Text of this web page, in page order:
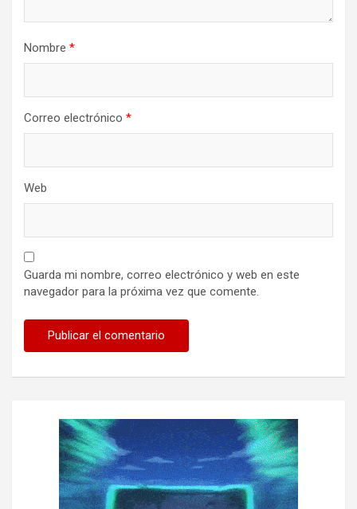
Nombre *
Correo electrónico *
Web
Guarda mi nombre, correo electrónico y web en este
navegador para la próxima vez que comente.